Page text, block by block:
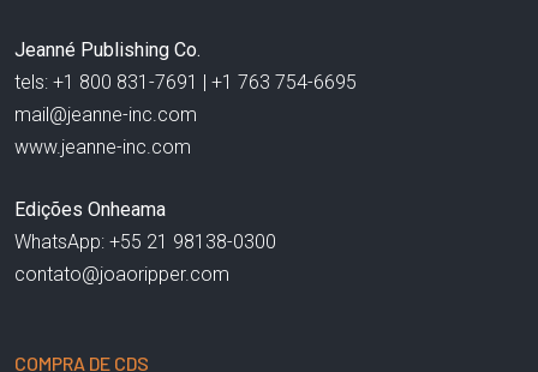
Jeanné Publishing Co.
tels: +1 800 831-7691 | +1 763 754-6695
mail@jeanne-inc.com
www.jeanne-inc.com
Edições Onheama
WhatsApp: +55 21 98138-0300
contato@joaoripper.com
COMPRA DE CDS